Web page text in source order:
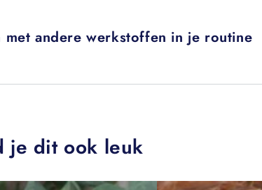
met andere werkstoffen in je routine
je dit ook leuk